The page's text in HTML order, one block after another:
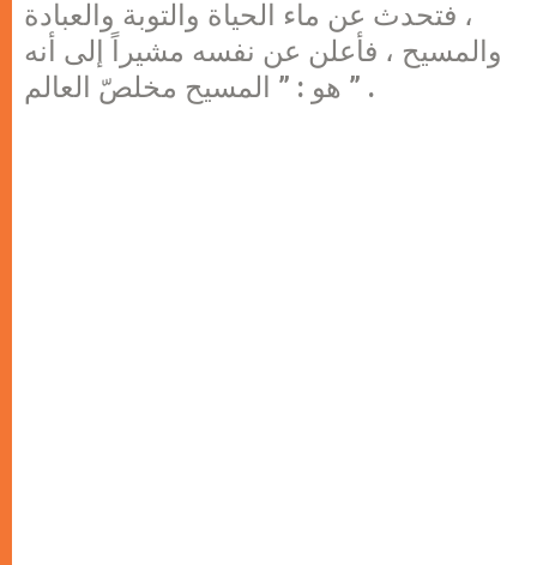
، فتحدث عن ماء الحياة والتوبة والعبادة
والمسيح ، فأعلن عن نفسه مشيراً إلى أنه
هو : ” المسيح مخلصّ العالم ” .